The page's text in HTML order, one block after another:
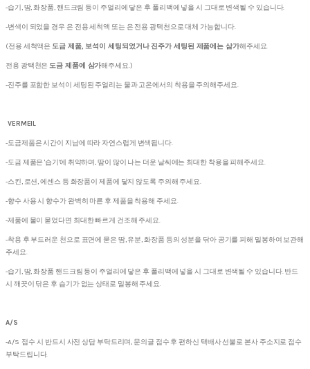
-습기, 땀, 화장품, 핸드크림 등이 주얼리에 닿은 후 폴리백에 넣을 시 그대로 변색될 수 있습니다.
-변색이 되었을 경우 은 전용 세척액 또는 은 전용 광택천으로 대체 가능합니다.
(전용 세척액은도금 제품, 보석이 세팅되었거나 진주가 세팅된 제품에는 삼가해주세요.
전용 광택천은도금 제품에 삼가해주세요.)
-진주를 포함한 보석이 세팅된 주얼리는 물과 고온에서의 착용을 주의해주세요.
VERMEIL
-도금제품은 시간이 지남에 따라 자연스럽게 변색됩니다.
-도금 제품은 '습기'에 취약하며, 땀이 많이 나는 더운 날씨에는 최대한 착용을 피해주세요.
-스킨, 로션, 에센스 등 화장품이 제품에 닿지 않도록 주의해 주세요.
-향수 사용 시 향수가 완벽히 마른 후 제품을 착용해 주세요.
-제품에 물이 묻었다면 최대한 빠르게 건조해 주세요.
-착용 후 부드러운 천으로 표면에 묻은 땀, 유분, 화장품 등의 성분을 닦아 공기를 피해 밀봉하여 보관해
주세요.
-습기, 땀, 화장품 핸드크림 등이 주얼리에 닿은 후 폴리백에 넣을 시 그대로 변색될 수 있습니다. 반드
시 깨끗이 닦은 후 습기가 없는 상태로 밀봉해 주세요.
A/S
-A/S 접수 시 반드시 사전 상담 부탁드리며, 문의글 접수 후 편하신 택배사 선불로 본사 주소지로 접수
부탁드립니다.